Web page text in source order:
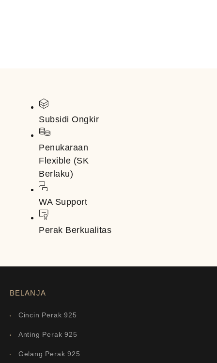
Subsidi Ongkir
Penukaraan
Flexible (SK
Berlaku)
WA Support
Perak Berkualitas
BELANJA
Cincin Perak 925
Anting Perak 925
Gelang Perak 925